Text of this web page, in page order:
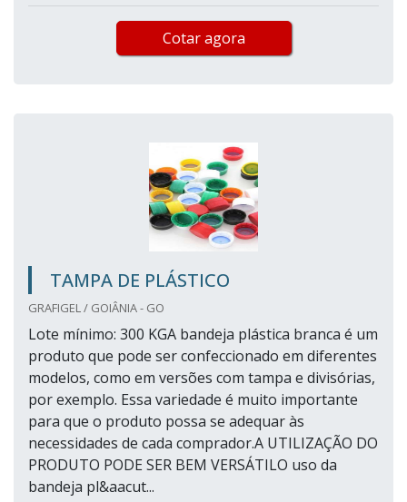
Cotar agora
TAMPA DE PLÁSTICO
GRAFIGEL / GOIÂNIA - GO
Lote mínimo: 300 KGA bandeja plástica branca é um
produto que pode ser confeccionado em diferentes
modelos, como em versões com tampa e divisórias,
por exemplo. Essa variedade é muito importante
para que o produto possa se adequar às
necessidades de cada comprador.A UTILIZAÇÃO DO
PRODUTO PODE SER BEM VERSÁTILO uso da
bandeja pl&aacut...